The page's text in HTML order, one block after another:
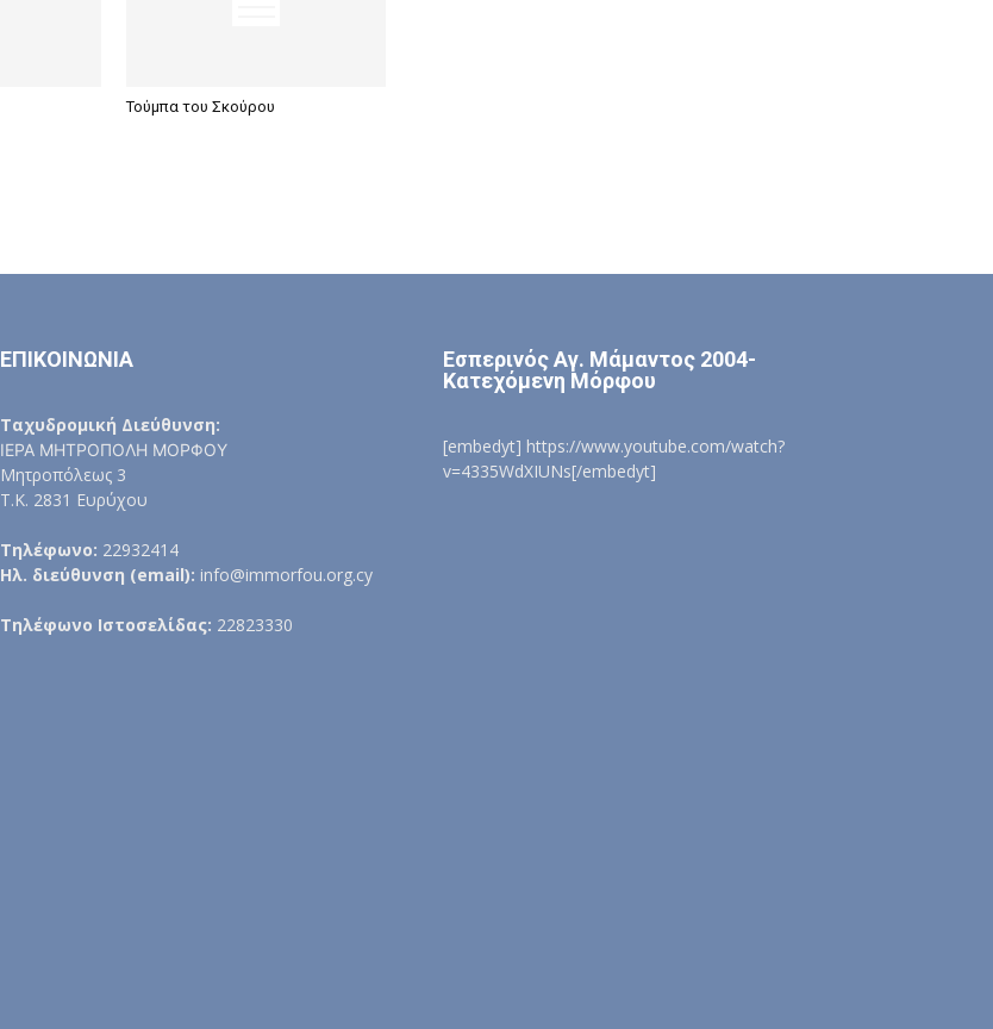
Τούμπα του Σκούρου
ΕΠΙΚΟΙΝΩΝΙΑ
Ταχυδρομική Διεύθυνση:
ΙΕΡΑ ΜΗΤΡΟΠΟΛΗ ΜΟΡΦΟΥ
Μητροπόλεως 3
Τ.Κ. 2831 Ευρύχου
Τηλέφωνο: 22932414
Ηλ. διεύθυνση (email): info@immorfou.org.cy
Τηλέφωνο Ιστοσελίδας: 22823330
Εσπερινός Αγ. Μάμαντος 2004-
Κατεχόμενη Μόρφου
[embedyt] https://www.youtube.com/watch?
v=4335WdXIUNs[/embedyt]